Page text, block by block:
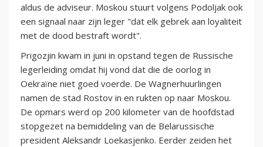
aldus de adviseur. Moskou stuurt volgens Podoljak ook
een signaal naar zijn leger "dat elk gebrek aan loyaliteit
met de dood bestraft wordt".
Prigozjin kwam in juni in opstand tegen de Russische
legerleiding omdat hij vond dat die de oorlog in
Oekraïne niet goed voerde. De Wagnerhuurlingen
namen de stad Rostov in en rukten op naar Moskou.
De opmars werd op 200 kilometer van de hoofdstad
stopgezet na bemiddeling van de Belarussische
president Aleksandr Loekasjenko. Eerder zeiden het